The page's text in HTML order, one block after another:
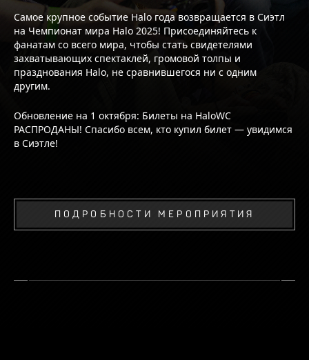
Самое крупное событие Halo года возвращается в Сиэтл
на Чемпионат мира Halo 2025! Присоединяйтесь к
фанатам со всего мира, чтобы стать свидетелями
захватывающих спектаклей, громовой толпы и
празднования Halo, не сравнившегося ни с одним
другим.
Обновление на 1 октября: Билеты на HaloWC
РАСПРОДАНЫ! Спасибо всем, кто купил билет — увидимся
в Сиэтле!
ПОДРОБНОСТИ МЕРОПРИЯТИЯ